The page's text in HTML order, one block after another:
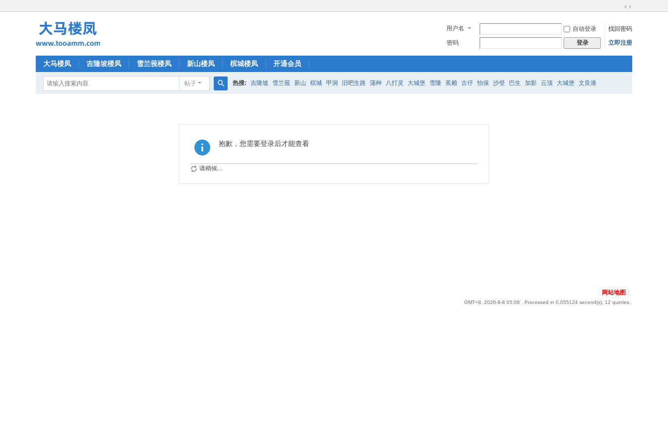
换
到
宽
用户名 自动登录
找回密码
密码
登录 立即注册
大马楼凤 吉隆坡楼凤 雪兰莪楼凤 新山楼凤 槟城楼凤 开通会员
帖子 热搜: 吉隆坡 雪兰莪 新山 槟城 甲洞 旧吧生路 蒲种 八打灵 大城堡 雪隆 蕉赖 古仔 怡保 沙登 巴生 加影 云顶 大城堡 文良港
抱歉，您需要登录后才能查看
请稍候...
网站地图
GMT+8, 2026-8-8 05:08 , Processed in 0.055124 second(s), 12 queries .